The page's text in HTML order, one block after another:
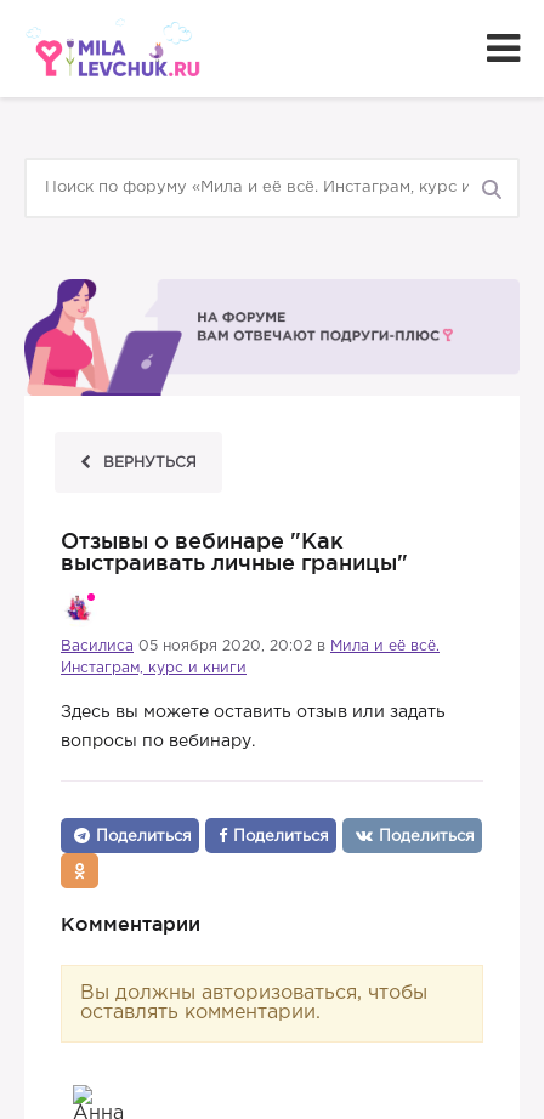
ВЕРНУТЬСЯ
Отзывы о вебинаре "Как
выстраивать личные границы"
Василиса 05 ноября 2020, 20:02 в Мила и её всё.
Инстаграм, курс и книги
Здесь вы можете оставить отзыв или задать
вопросы по вебинару.
Поделиться Поделиться Поделиться
Комментарии
Вы должны авторизоваться, чтобы
оставлять комментарии.